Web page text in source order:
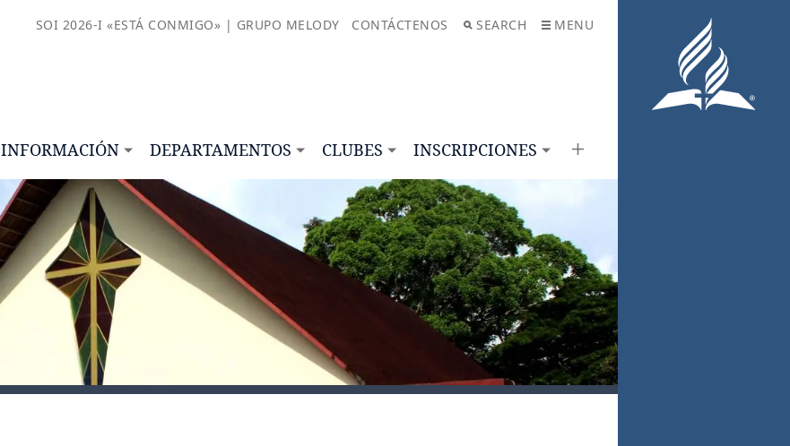
SOI 2026-I «ESTÁ CONMIGO» | GRUPO MELODY CONTÁCTENOS SEARCH MENU
INFORMACIÓN DEPARTAMENTOS CLUBES INSCRIPCIONES